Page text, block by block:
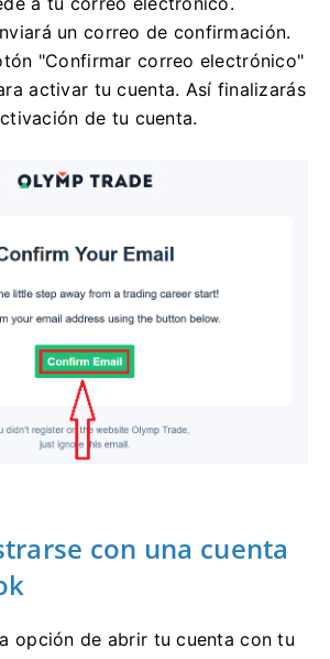
un correo de confirmación.
"Confirmar correo electrónico"
activar tu cuenta. Así finalizarás
de tu cuenta.
con una cuenta
opción de abrir tu cuenta con tu